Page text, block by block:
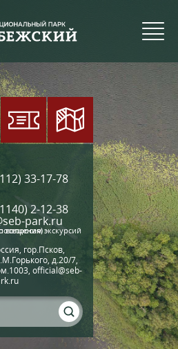
33-17-78
2-12-38
park.ru
экскурсий и посещения)
гор.Псков,
д.20/7,
official@seb-